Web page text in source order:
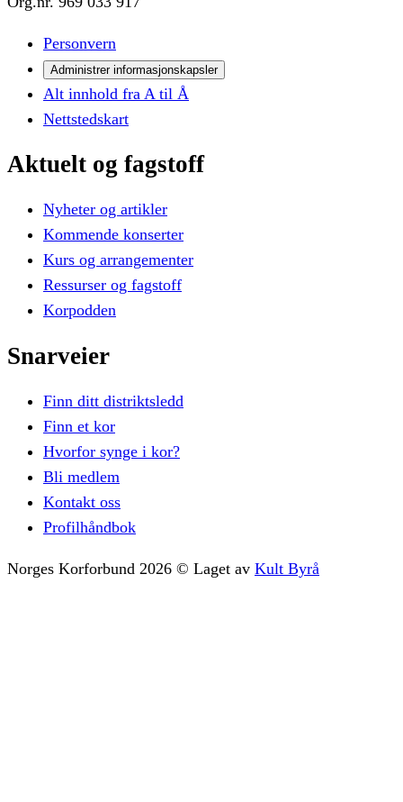
Personvern
Administrer informasjonskapsler
Alt innhold fra A til Å
Nettstedskart
Aktuelt og fagstoff
Nyheter og artikler
Kommende konserter
Kurs og arrangementer
Ressurser og fagstoff
Korpodden
Snarveier
Finn ditt distriktsledd
Finn et kor
Hvorfor synge i kor?
Bli medlem
Kontakt oss
Profilhåndbok
Norges Korforbund 2026 © Laget av Kult Byrå